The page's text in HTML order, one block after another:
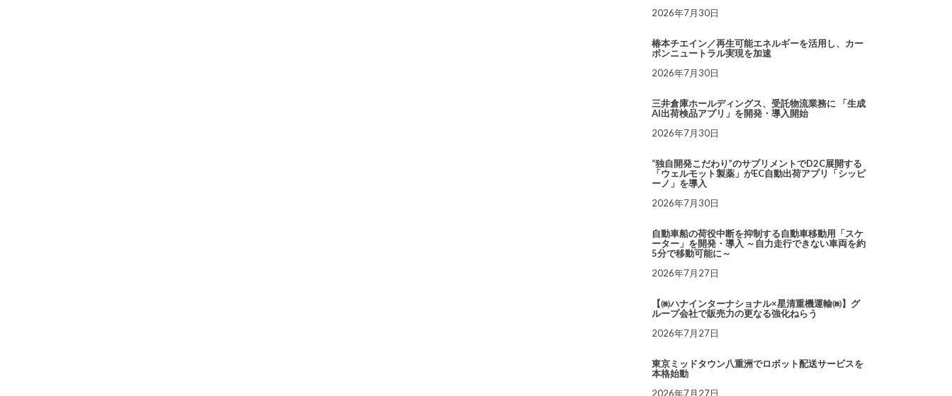
2026年7月30日
椿本チエイン／再生可能エネルギーを活用し、カー
ボンニュートラル実現を加速
2026年7月30日
三井倉庫ホールディングス、受託物流業務に 「生成
AI出荷検品アプリ」を開発・導入開始
2026年7月30日
“独自開発こだわり”のサプリメントでD2C展開する
「ウェルモット製薬」がEC自動出荷アプリ「シッピ
ーノ」を導入
2026年7月30日
自動車船の荷役中断を抑制する自動車移動用「スケ
ーター」を開発・導入 ～自力走行できない車両を約
5分で移動可能に～
2026年7月27日
【㈱ハナインターナショナル×星清重機運輸㈱】グ
ループ会社で販売力の更なる強化ねらう
2026年7月27日
東京ミッドタウン八重洲でロボット配送サービスを
本格始動
2026年7月27日